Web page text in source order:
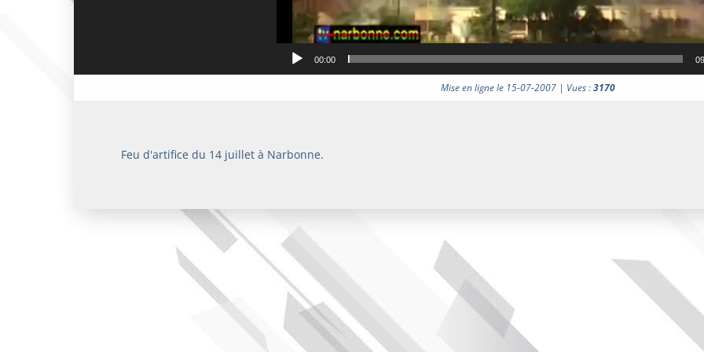
00:00
Mise en ligne le 15-07-2007 | Vues :3170
Feu d'artifice du 14 juillet à Narbonne.